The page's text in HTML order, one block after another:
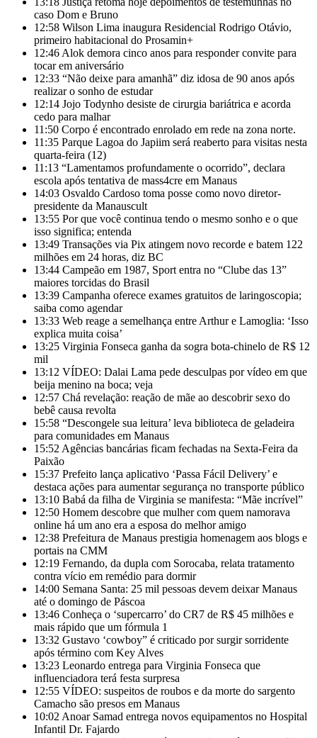
caso Dom e Bruno
12:58 Wilson Lima inaugura Residencial Rodrigo Otávio,
primeiro habitacional do Prosamin+
12:46 Alok demora cinco anos para responder convite para
tocar em aniversário
12:33 “Não deixe para amanhã” diz idosa de 90 anos após
realizar o sonho de estudar
12:14 Jojo Todynho desiste de cirurgia bariátrica e acorda
cedo para malhar
11:50 Corpo é encontrado enrolado em rede na zona norte.
11:35 Parque Lagoa do Japiim será reaberto para visitas nesta
quarta-feira (12)
11:13 “Lamentamos profundamente o ocorrido”, declara
escola após tentativa de mass4cre em Manaus
14:03 Osvaldo Cardoso toma posse como novo diretor-
presidente da Manauscult
13:55 Por que você continua tendo o mesmo sonho e o que
isso significa; entenda
13:49 Transações via Pix atingem novo recorde e batem 122
milhões em 24 horas, diz BC
13:44 Campeão em 1987, Sport entra no “Clube das 13”
maiores torcidas do Brasil
13:39 Campanha oferece exames gratuitos de laringoscopia;
saiba como agendar
13:33 Web reage a semelhança entre Arthur e Lamoglia: ‘Isso
explica muita coisa’
13:25 Virginia Fonseca ganha da sogra bota-chinelo de R$ 12
mil
13:12 VÍDEO: Dalai Lama pede desculpas por vídeo em que
beija menino na boca; veja
12:57 Chá revelação: reação de mãe ao descobrir sexo do
bebê causa revolta
15:58 “Descongele sua leitura’ leva biblioteca de geladeira
para comunidades em Manaus
15:52 Agências bancárias ficam fechadas na Sexta-Feira da
Paixão
15:37 Prefeito lança aplicativo ‘Passa Fácil Delivery’ e
destaca ações para aumentar segurança no transporte público
13:10 Babá da filha de Virginia se manifesta: “Mãe incrível”
12:50 Homem descobre que mulher com quem namorava
online há um ano era a esposa do melhor amigo
12:38 Prefeitura de Manaus prestigia homenagem aos blogs e
portais na CMM
12:19 Fernando, da dupla com Sorocaba, relata tratamento
contra vício em remédio para dormir
14:00 Semana Santa: 25 mil pessoas devem deixar Manaus
até o domingo de Páscoa
13:46 Conheça o ‘supercarro’ do CR7 de R$ 45 milhões e
mais rápido que um fórmula 1
13:32 Gustavo ‘cowboy” é criticado por surgir sorridente
após término com Key Alves
13:23 Leonardo entrega para Virginia Fonseca que
influenciadora terá festa surpresa
12:55 VÍDEO: suspeitos de roubos e da morte do sargento
Camacho são presos em Manaus
10:02 Anoar Samad entrega novos equipamentos no Hospital
Infantil Dr. Fajardo